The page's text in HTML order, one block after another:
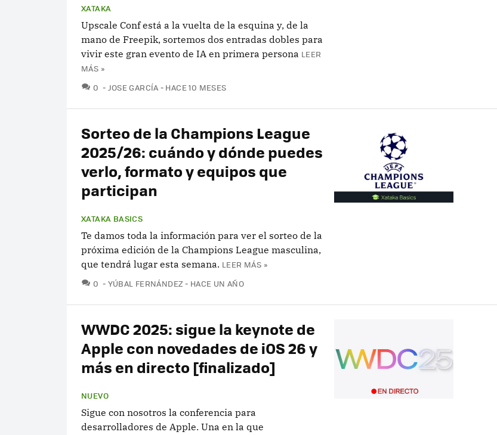
XATAKA
Upscale Conf está a la vuelta de la esquina y, de la
mano de Freepik, sortemos dos entradas dobles para
vivir este gran evento de IA en primera persona LEER
MÁS »
0 COMENTARIOS
JOSE GARCÍA HACE 10 MESES
Sorteo de la Champions League
2025/26: cuándo y dónde puedes
verlo, formato y equipos que
participan
XATAKA BASICS
Te damos toda la información para ver el sorteo de la
próxima edición de la Champions League masculina,
que tendrá lugar esta semana. LEER MÁS »
0 COMENTARIOS
YÚBAL FERNÁNDEZ HACE UN AÑO
WWDC 2025: sigue la keynote de
Apple con novedades de iOS 26 y
más en directo [finalizado]
NUEVO
Sigue con nosotros la conferencia para
desarrolladores de Apple. Una en la que